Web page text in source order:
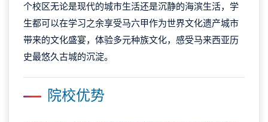
个校区无论是现代的城市生活还是沉静的海滨生活，学
生都可以在学习之余享受马六甲作为世界文化遗产城市
带来的文化盛宴，体验多元种族文化，感受马来西亚历
史最悠久古城的沉淀。
院校优势